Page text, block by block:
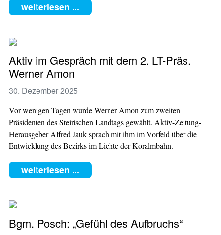
weiterlesen ...
Aktiv im Gespräch mit dem 2. LT-Präs.
Werner Amon
30. Dezember 2025
Vor wenigen Tagen wurde Werner Amon zum zweiten
Präsidenten des Steirischen Landtags gewählt. Aktiv-Zeitung-
Herausgeber Alfred Jauk sprach mit ihm im Vorfeld über die
Entwicklung des Bezirks im Lichte der Koralmbahn.
weiterlesen ...
Bgm. Posch: „Gefühl des Aufbruchs“